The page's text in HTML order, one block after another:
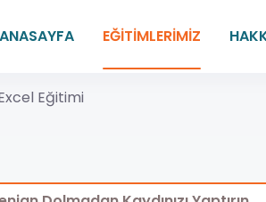
ANASAYFA EĞİTİMLERİMİZ
Eğitimi